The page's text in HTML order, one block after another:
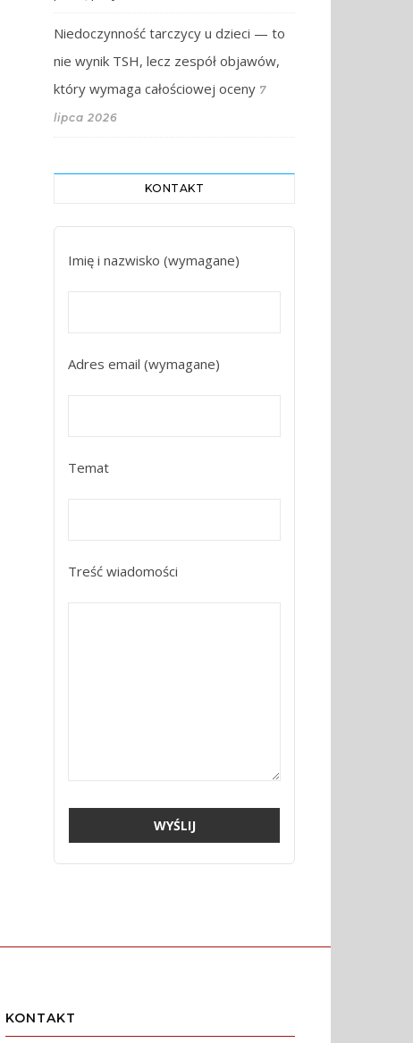
Niedoczynność tarczycy u dzieci — to
nie wynik TSH, lecz zespół objawów,
który wymaga całościowej oceny 7
lipca 2026
KONTAKT
Imię i nazwisko (wymagane)
Adres email (wymagane)
Temat
Treść wiadomości
KONTAKT